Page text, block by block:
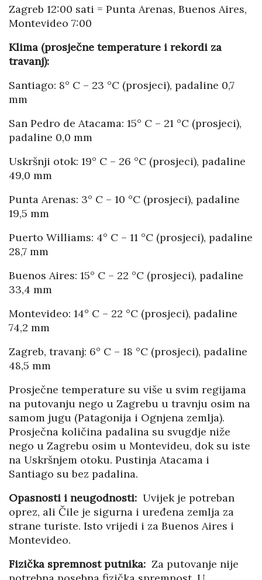
Zagreb 12:00 sati = Punta Arenas, Buenos Aires,
Montevideo 7:00
Klima (prosječne temperature i rekordi za
travanj):
Santiago: 8° C – 23 °C (prosjeci), padaline 0,7
mm
San Pedro de Atacama: 15° C – 21 °C (prosjeci),
padaline 0,0 mm
Uskršnji otok: 19° C – 26 °C (prosjeci), padaline
49,0 mm
Punta Arenas: 3° C – 10 °C (prosjeci), padaline
19,5 mm
Puerto Williams: 4° C – 11 °C (prosjeci), padaline
28,7 mm
Buenos Aires: 15° C – 22 °C (prosjeci), padaline
33,4 mm
Montevideo: 14° C – 22 °C (prosjeci), padaline
74,2 mm
Zagreb, travanj: 6° C – 18 °C (prosjeci), padaline
48,5 mm
Prosječne temperature su više u svim regijama
na putovanju nego u Zagrebu u travnju osim na
samom jugu (Patagonija i Ognjena zemlja).
Prosječna količina padalina su svugdje niže
nego u Zagrebu osim u Montevideu, dok su iste
na Uskršnjem otoku. Pustinja Atacama i
Santiago su bez padalina.
Opasnosti i neugodnosti: Uvijek je potreban
oprez, ali Čile je sigurna i uređena zemlja za
strane turiste. Isto vrijedi i za Buenos Aires i
Montevideo.
Fizička spremnost putnika: Za putovanje nije